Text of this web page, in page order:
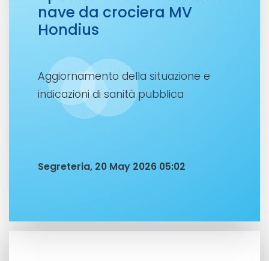
nave da crociera MV
Hondius
Aggiornamento della situazione e
indicazioni di sanità pubblica
Segreteria, 20 May 2026 05:02